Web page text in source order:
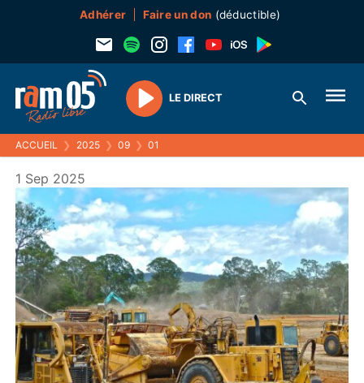
Adhérer Faire un don (déductible)
Play
LE DIRECT
ACCUEIL ❯ 2025 ❯ 09 ❯ 01
1 Sep 2025